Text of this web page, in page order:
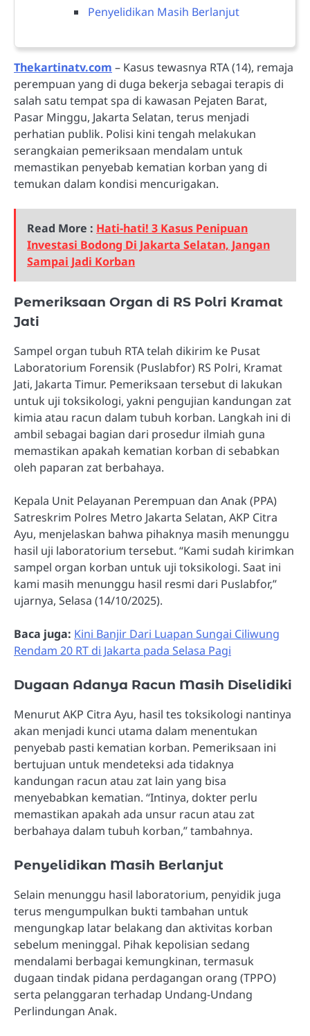
Penyelidikan Masih Berlanjut
Thekartinatv.com – Kasus tewasnya RTA (14), remaja
perempuan yang di duga bekerja sebagai terapis di
salah satu tempat spa di kawasan Pejaten Barat,
Pasar Minggu, Jakarta Selatan, terus menjadi
perhatian publik. Polisi kini tengah melakukan
serangkaian pemeriksaan mendalam untuk
memastikan penyebab kematian korban yang di
temukan dalam kondisi mencurigakan.
Read More : Hati-hati! 3 Kasus Penipuan
Investasi Bodong Di Jakarta Selatan, Jangan
Sampai Jadi Korban
Pemeriksaan Organ di RS Polri Kramat
Jati
Sampel organ tubuh RTA telah dikirim ke Pusat
Laboratorium Forensik (Puslabfor) RS Polri, Kramat
Jati, Jakarta Timur. Pemeriksaan tersebut di lakukan
untuk uji toksikologi, yakni pengujian kandungan zat
kimia atau racun dalam tubuh korban. Langkah ini di
ambil sebagai bagian dari prosedur ilmiah guna
memastikan apakah kematian korban di sebabkan
oleh paparan zat berbahaya.
Kepala Unit Pelayanan Perempuan dan Anak (PPA)
Satreskrim Polres Metro Jakarta Selatan, AKP Citra
Ayu, menjelaskan bahwa pihaknya masih menunggu
hasil uji laboratorium tersebut. “Kami sudah kirimkan
sampel organ korban untuk uji toksikologi. Saat ini
kami masih menunggu hasil resmi dari Puslabfor,”
ujarnya, Selasa (14/10/2025).
Baca juga: Kini Banjir Dari Luapan Sungai Ciliwung
Rendam 20 RT di Jakarta pada Selasa Pagi
Dugaan Adanya Racun Masih Diselidiki
Menurut AKP Citra Ayu, hasil tes toksikologi nantinya
akan menjadi kunci utama dalam menentukan
penyebab pasti kematian korban. Pemeriksaan ini
bertujuan untuk mendeteksi ada tidaknya
kandungan racun atau zat lain yang bisa
menyebabkan kematian. “Intinya, dokter perlu
memastikan apakah ada unsur racun atau zat
berbahaya dalam tubuh korban,” tambahnya.
Penyelidikan Masih Berlanjut
Selain menunggu hasil laboratorium, penyidik juga
terus mengumpulkan bukti tambahan untuk
mengungkap latar belakang dan aktivitas korban
sebelum meninggal. Pihak kepolisian sedang
mendalami berbagai kemungkinan, termasuk
dugaan tindak pidana perdagangan orang (TPPO)
serta pelanggaran terhadap Undang-Undang
Perlindungan Anak.